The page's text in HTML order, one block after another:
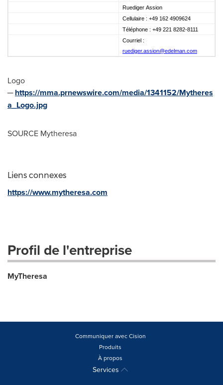
Ruediger Assion
Cellulaire : +49 162 4909624
Téléphone : +49 221 8282-8111
Courriel :
ruediger.assion@edelman.com
Logo
─https://mma.prnewswire.com/media/1341152/Mytheres
a_Logo.jpg
SOURCE Mytheresa
Liens connexes
https://www.mytheresa.com
Profil de l'entreprise
MyTheresa
Communiquer avec Cision
Produits
À propos
Services